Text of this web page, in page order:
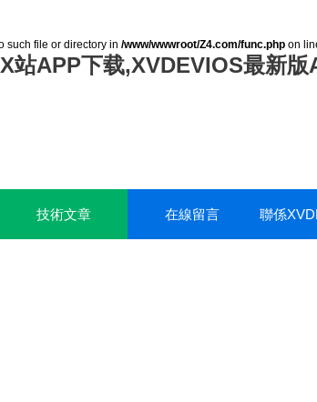
such file or directory in /www/wwwroot/Z4.com/func.php on
站APP下载,XVDEVIOS最新版
技術文章 在線留言 聯係